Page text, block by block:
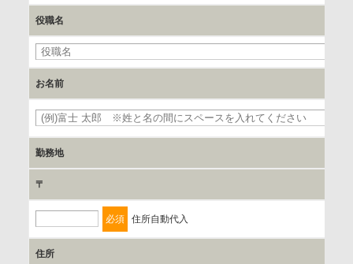
e.個人情報取り扱いに関する契約
を行います。
委託の有無
なし
利用目的の通知、開示、内容の訂正、追加または削除、利用
の停止、消去および 第三者への提供の停止（「開示等」とい
います。）に応じます。
役職名
お名前
勤務地
〒
必須 住所自動代入
住所